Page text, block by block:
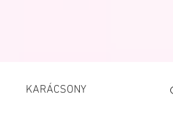
KARÁCSONY